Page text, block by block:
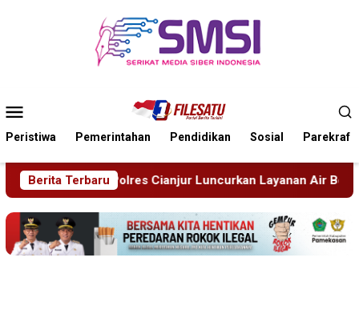
Mobile
Peristiwa Pemerintahan Pendidikan Sosial Parekraf
Berita Terbaru
Layanan Air Bersih Gratis Atasi Krisis Kemarau